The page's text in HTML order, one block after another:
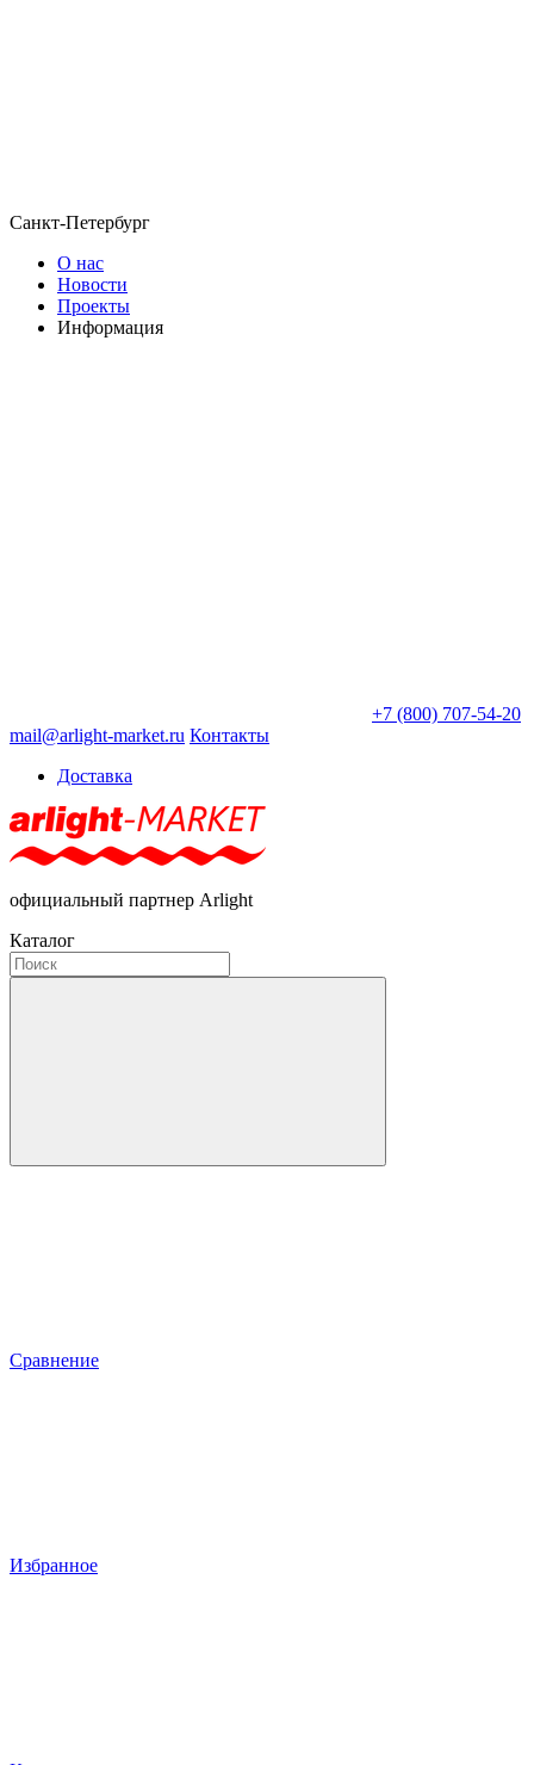
Санкт-Петербург
О нас
Новости
Проекты
Информация
+7 (800) 707-54-20
mail@arlight-market.ru Контакты
Доставка
официальный партнер Arlight
Каталог
Сравнение
Избранное